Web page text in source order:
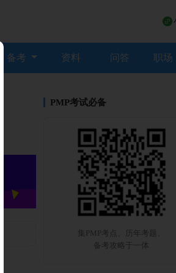
备考 资料 问答 职场
PMP考试必备
集PMP考点、历年考题、
备考攻略于一体